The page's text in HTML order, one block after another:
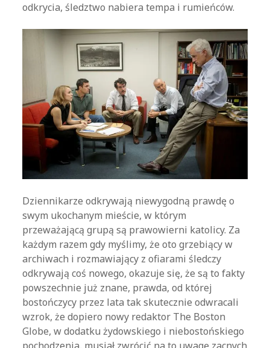
odkrycia, śledztwo nabiera tempa i rumieńców.
Dziennikarze odkrywają niewygodną prawdę o
swym ukochanym mieście, w którym
przeważającą grupą są prawowierni katolicy. Za
każdym razem gdy myślimy, że oto grzebiący w
archiwach i rozmawiający z ofiarami śledczy
odkrywają coś nowego, okazuje się, że są to fakty
powszechnie już znane, prawda, od której
bostończycy przez lata tak skutecznie odwracali
wzrok, że dopiero nowy redaktor The Boston
Globe, w dodatku żydowskiego i niebostońskiego